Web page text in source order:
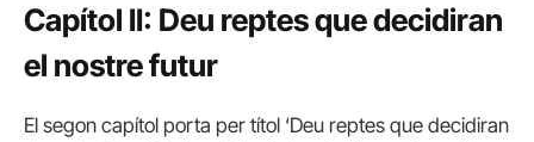
Capítol II: Deu reptes que decidiran
el nostre futur
El segon capítol porta per títol ‘Deu reptes que decidiran